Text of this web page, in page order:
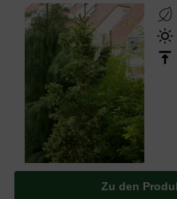
Zu den